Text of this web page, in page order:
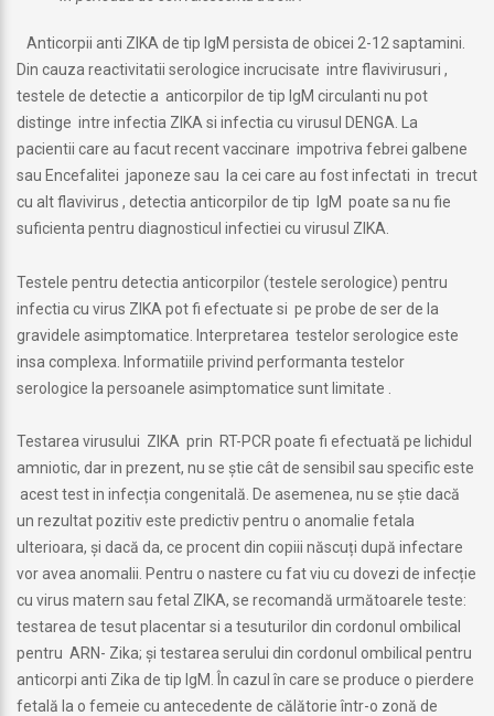
Anticorpii anti ZIKA de tip IgM persista de obicei 2-12 saptamini.
Din cauza reactivitatii serologice incrucisate intre flavivirusuri ,
testele de detectie a anticorpilor de tip IgM circulanti nu pot
distinge intre infectia ZIKA si infectia cu virusul DENGA. La
pacientii care au facut recent vaccinare impotriva febrei galbene
sau Encefalitei japoneze sau la cei care au fost infectati in trecut
cu alt flavivirus , detectia anticorpilor de tip IgM poate sa nu fie
suficienta pentru diagnosticul infectiei cu virusul ZIKA.
Testele pentru detectia anticorpilor (testele serologice) pentru
infectia cu virus ZIKA pot fi efectuate si pe probe de ser de la
gravidele asimptomatice. Interpretarea testelor serologice este
insa complexa. Informatiile privind performanta testelor
serologice la persoanele asimptomatice sunt limitate .
Testarea virusului ZIKA prin RT-PCR poate fi efectuată pe lichidul
amniotic, dar in prezent, nu se știe cât de sensibil sau specific este
acest test in infecția congenitală. De asemenea, nu se știe dacă
un rezultat pozitiv este predictiv pentru o anomalie fetala
ulterioara, și dacă da, ce procent din copiii născuți după infectare
vor avea anomalii. Pentru o nastere cu fat viu cu dovezi de infecție
cu virus matern sau fetal ZIKA, se recomandă următoarele teste:
testarea de tesut placentar si a tesuturilor din cordonul ombilical
pentru ARN- Zika; și testarea serului din cordonul ombilical pentru
anticorpi anti Zika de tip IgM. În cazul în care se produce o pierdere
fetală la o femeie cu antecedente de călătorie într-o zonă de